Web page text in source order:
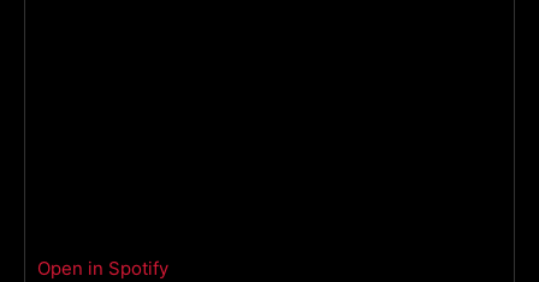
Open in Spotify